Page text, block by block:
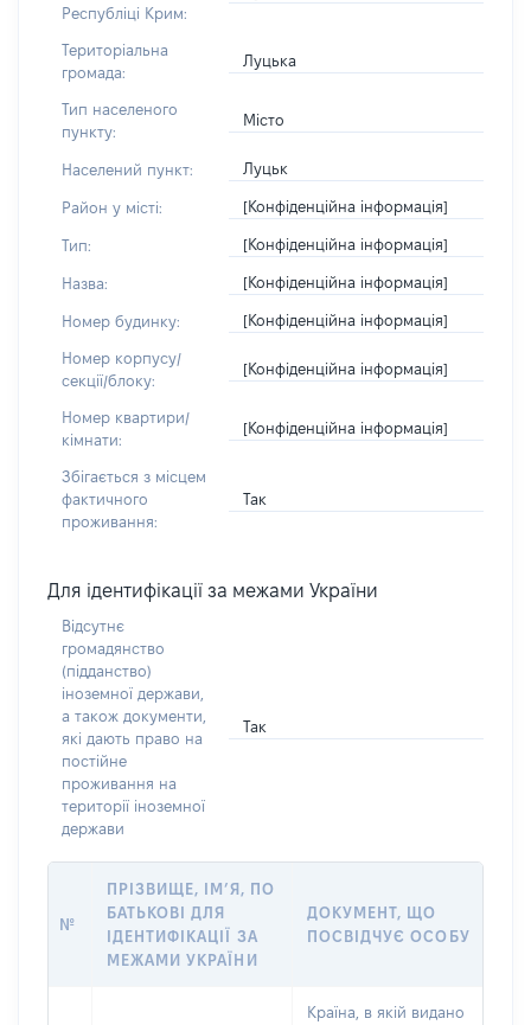
Республіці Крим:
Територіальна
громада:
Луцька
Тип населеного
пункту:
Місто
Населений пункт: Луцьк
Район у місті: [Конфіденційна інформація]
Тип: [Конфіденційна інформація]
Назва: [Конфіденційна інформація]
Номер будинку: [Конфіденційна інформація]
Номер корпусу/
секції/блоку:
[Конфіденційна інформація]
Номер квартири/
кімнати:
[Конфіденційна інформація]
Збігається з місцем
фактичного
проживання:
Так
Для ідентифікації за межами України
Відсутнє
громадянство
(підданство)
іноземної держави,
а також документи,
які дають право на
постійне
проживання на
території іноземної
держави
Так
№
ПРІЗВИЩЕ, ІМ’Я, ПО
БАТЬКОВІ ДЛЯ
ІДЕНТИФІКАЦІЇ ЗА
МЕЖАМИ УКРАЇНИ
ДОКУМЕНТ, ЩО
ПОСВІДЧУЄ ОСОБУ
Країна, в якій видано